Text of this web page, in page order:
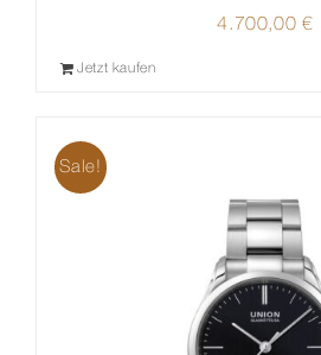
4.700,00€
Jetzt kaufen
Sale!